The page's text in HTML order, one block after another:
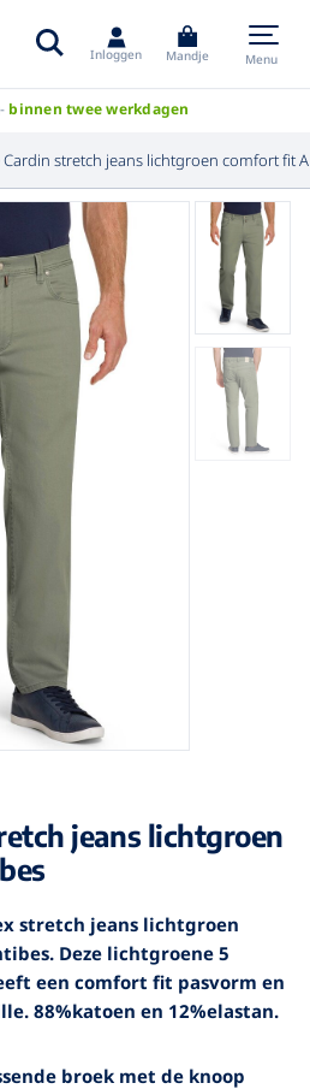
Inloggen Mandje Menu
binnen twee werkdagen
Cardin stretch jeans lichtgroen comfort fit
jeans lichtgroen
stretch jeans lichtgroen
Deze lichtgroene 5
een comfort fit pasvorm en
88%katoen en 12%elastan.
broek met de knoop